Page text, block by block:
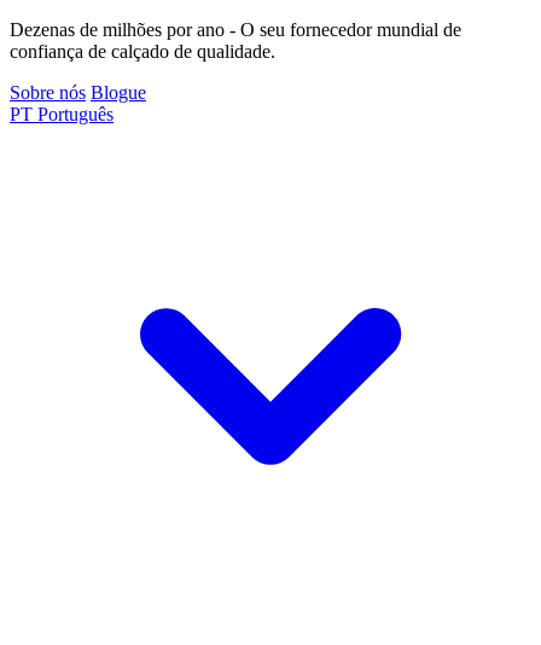
Dezenas de milhões por ano - O seu fornecedor mundial de
confiança de calçado de qualidade.
Sobre nós Blogue
PT Português